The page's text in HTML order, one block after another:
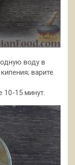
воду в
варите
10-15 минут.